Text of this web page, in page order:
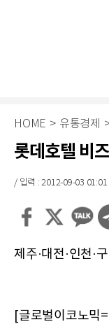
HOME > 유통경제
롯데호텔 비
/ 입력 : 2012-09-03 01:01
제주·대전·인천·
[글로벌이코노믹